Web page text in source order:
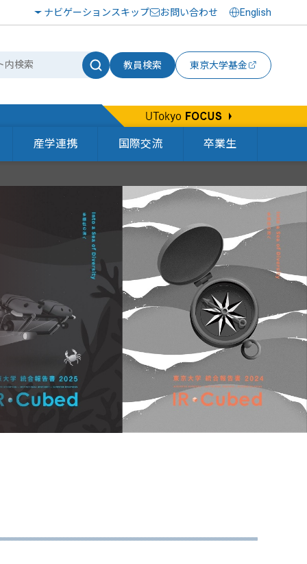
ナビゲーションスキップ お問い合わせ English
教員検索 東京大学基金
産学連携 国際交流 卒業生